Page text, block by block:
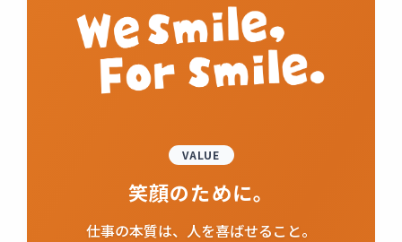
VALUE
笑顔のために。
仕事の本質は、人を喜ばせること。